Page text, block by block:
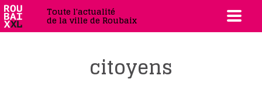
Toute l'actualité
de la ville de Roubaix
citoyens